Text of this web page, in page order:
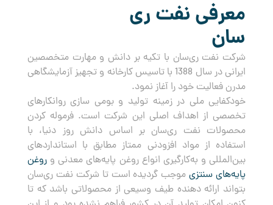
معرفی نفت ری
سان
شرکت نفت ری‌سان با تکیه بر دانش و مهارت متخصصین
ایرانی در سال 1388 با تاسیس کارخانه و تجهیز آزمایشگاهی
مدرن فعالیت خود را آغاز نمود.
خودکفایی ملی در زمینه تولید و بومی سازی روانکارهای
تخصصی از اهداف اصلی این شرکت است. فرموله کردن
محصولات نفت ری‌سان بر اساس دانش روز دنیا، با
استفاده از مواد افزودنی ممتاز مطابق با استانداردهای
بین‌المللی و به‌کارگیری انواع روغن پایه‌های معدنی وروغن
پایه‌های سنتزیموجب گردیده است تا شرکت نفت ری‌سان
بتواند ارائه دهنده طیف وسیعی از محصولاتی باشد که تا